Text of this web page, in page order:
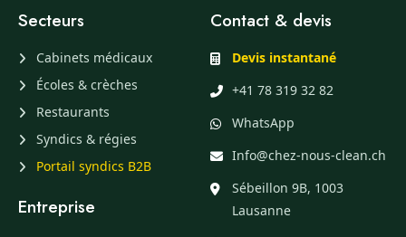
Secteurs
Cabinets médicaux
Écoles & crèches
Restaurants
Syndics & régies
Portail syndics B2B
Entreprise
Contact & devis
Devis instantané
+41 78 319 32 82
WhatsApp
Info@chez-nous-clean.ch
Sébeillon 9B, 1003
Lausanne